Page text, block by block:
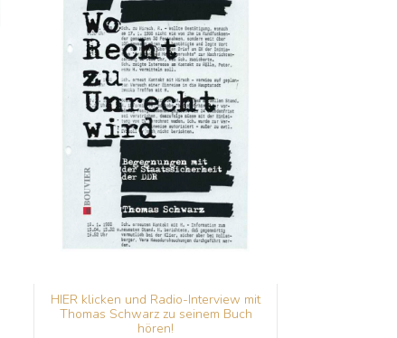
HIER klicken und Radio-Interview mit
Thomas Schwarz zu seinem Buch
hören!